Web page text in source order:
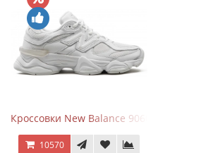
Кроссовки New Balance 9060 Triple White
10570